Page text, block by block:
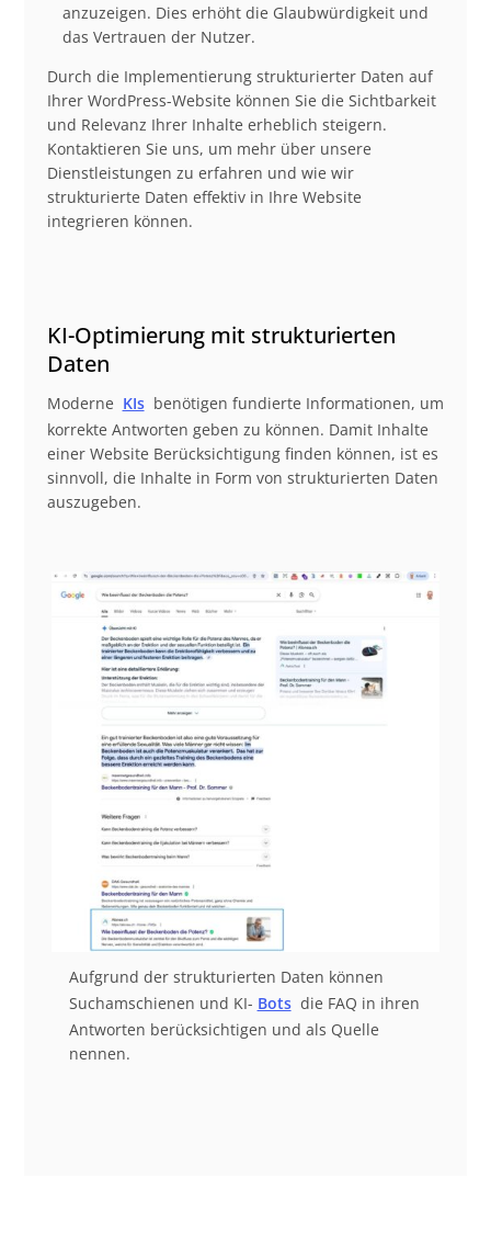
anzuzeigen. Dies erhöht die Glaubwürdigkeit und
das Vertrauen der Nutzer.
Durch die Implementierung strukturierter Daten auf
Ihrer WordPress-Website können Sie die Sichtbarkeit
und Relevanz Ihrer Inhalte erheblich steigern.
Kontaktieren Sie uns, um mehr über unsere
Dienstleistungen zu erfahren und wie wir
strukturierte Daten effektiv in Ihre Website
integrieren können.
KI-Optimierung mit strukturierten
Daten
Moderne KIs benötigen fundierte Informationen, um
korrekte Antworten geben zu können. Damit Inhalte
einer Website Berücksichtigung finden können, ist es
sinnvoll, die Inhalte in Form von strukturierten Daten
auszugeben.
Aufgrund der strukturierten Daten können
Suchamschienen und KI- Bots die FAQ in ihren
Antworten berücksichtigen und als Quelle
nennen.